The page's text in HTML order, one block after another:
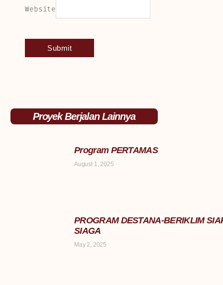
Website
Proyek Berjalan Lainnya
Program PERTAMAS
August 1, 2025
PROGRAM DESTANA-BERIKLIM
SIAGA
May 2, 2025